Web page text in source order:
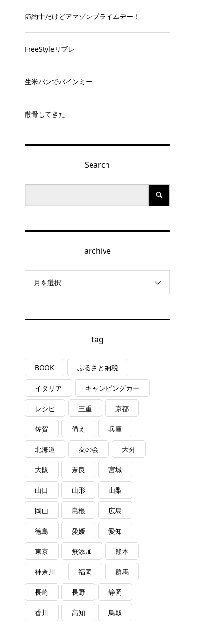
節約中だけどアマゾンプライムデー！
FreeStyleリブレ
生米パンでバインミー
散骨してきた
Search
archive
月を選択
tag
BOOK ふるさと納税
イタリア キャンピングカー
レシピ 三重 京都
佐賀 備え 兵庫
北海道 友の会 大分
大阪 奈良 宮城
山口 山形 山梨
岡山 島根 広島
徳島 愛媛 愛知
東京 無添加 熊本
神奈川 福岡 群馬
長崎 長野 静岡
香川 高知 鳥取